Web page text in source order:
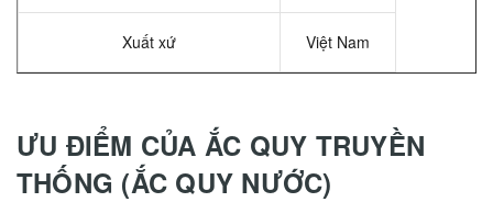
Xuất xứ Việt Nam
ƯU ĐIỂM CỦA ẮC QUY TRUYỀN
THỐNG (ẮC QUY NƯỚC)